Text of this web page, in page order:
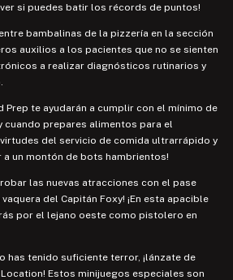
ver si puedes batir los récords de puntos!
bambalinas de la pizzería en la sección
auxilios a los pacientes que no se sienten
a realizar diagnósticos rutinarios y
te ayudarán a cumplir con el mínimo de
prepares alimentos para el
virtudes del servicio de comida ultrarrápido y
un montón de bots hambrientos!
las nuevas atracciones con el pase
del Capitán Foxy! ¡En esta apacible
por el lejano oeste como pistolero en
has tenido suficiente terror, ¡lánzate de
Estos minijuegos especiales son